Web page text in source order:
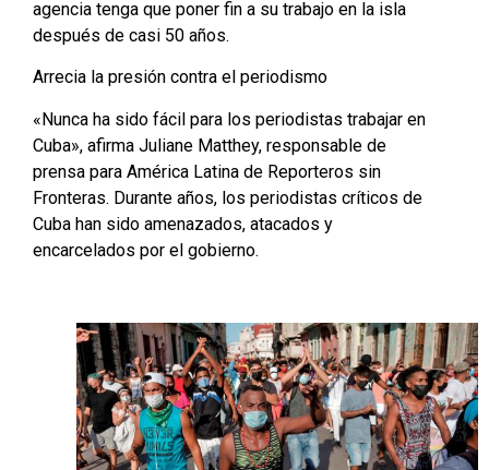
agencia tenga que poner fin a su trabajo en la isla
después de casi 50 años.
Arrecia la presión contra el periodismo
«Nunca ha sido fácil para los periodistas trabajar en
Cuba», afirma Juliane Matthey, responsable de
prensa para América Latina de Reporteros sin
Fronteras. Durante años, los periodistas críticos de
Cuba han sido amenazados, atacados y
encarcelados por el gobierno.